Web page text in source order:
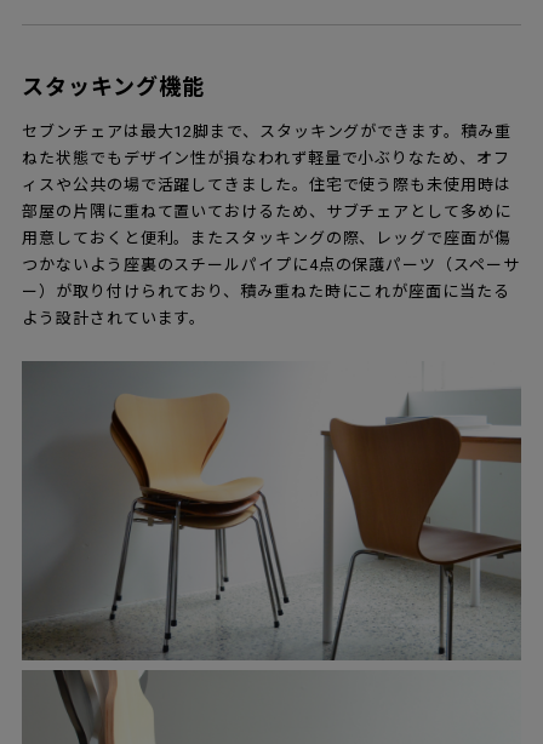
スタッキング機能
セブンチェアは最大12脚まで、スタッキングができます。積み重
ねた状態でもデザイン性が損なわれず軽量で小ぶりなため、オフ
ィスや公共の場で活躍してきました。住宅で使う際も未使用時は
部屋の片隅に重ねて置いておけるため、サブチェアとして多めに
用意しておくと便利。またスタッキングの際、レッグで座面が傷
つかないよう座裏のスチールパイプに4点の保護パーツ（スペーサ
ー）が取り付けられており、積み重ねた時にこれが座面に当たる
よう設計されています。